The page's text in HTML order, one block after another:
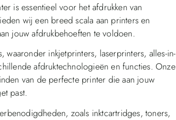
is essentieel voor het afdrukken van
wij een breed scala aan printers en
jouw afdrukbehoeften te voldoen.
inkjetprinters, laserprinters, alles-in-
afdruktechnologieën en functies. Onze
van de perfecte printer die aan jouw
past.
zoals inktcartridges, toners,